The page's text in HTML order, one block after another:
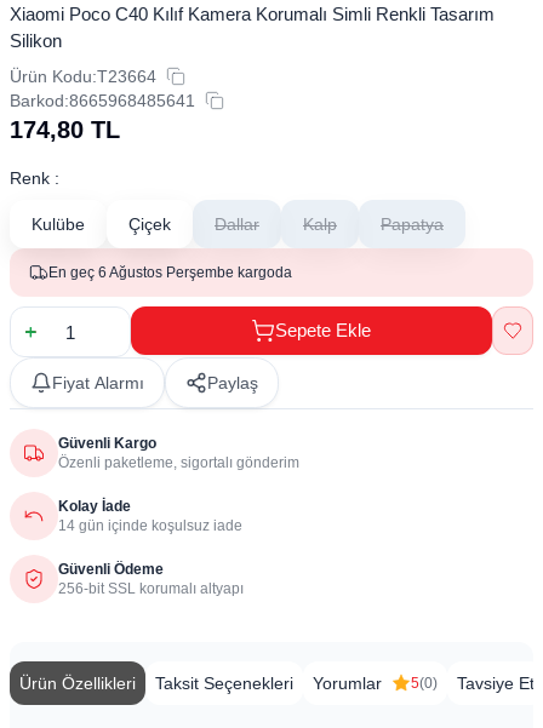
Xiaomi Poco C40 Kılıf Kamera Korumalı Simli Renkli Tasarım
Silikon
Ürün Kodu:T23664
Barkod:8665968485641
174,80 TL
Renk :
Kulübe Çiçek Dallar Kalp Papatya
En geç 6 Ağustos Perşembe kargoda
Sepete Ekle
Fiyat Alarmı Paylaş
Güvenli Kargo
Özenli paketleme, sigortalı gönderim
Kolay İade
14 gün içinde koşulsuz iade
Güvenli Ödeme
256-bit SSL korumalı altyapı
Ürün Özellikleri Taksit Seçenekleri Yorumlar 5(0) Tavsiye Et